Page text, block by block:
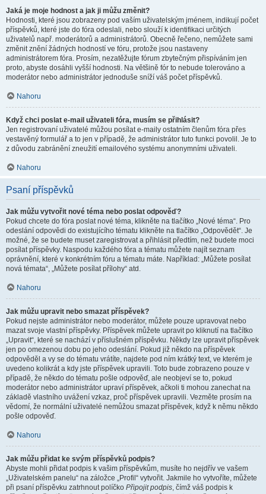
Jaká je moje hodnost a jak ji můžu změnit?
Hodnosti, které jsou zobrazeny pod vaším uživatelským jménem, indikují počet
příspěvků, které jste do fóra odeslali, nebo slouží k identifikaci určitých
uživatelů např. moderátorů a administrátorů. Obecně řečeno, nemůžete sami
změnit znění žádných hodností ve fóru, protože jsou nastaveny
administrátorem fóra. Prosím, nezatěžujte fórum zbytečným přispíváním jen
proto, abyste dosáhli vyšší hodnosti. Na většině fór to nebude tolerováno a
moderátor nebo administrátor jednoduše sníží váš počet příspěvků.
Nahoru
Když chci poslat e-mail uživateli fóra, musím se přihlásit?
Jen registrovaní uživatelé můžou posílat e-maily ostatním členům fóra přes
vestavěný formulář a to jen v případě, že administrátor tuto funkci povolil. Je to
z důvodu zabránění zneužití emailového systému anonymními uživateli.
Nahoru
Psaní příspěvků
Jak můžu vytvořit nové téma nebo poslat odpověď?
Pokud chcete do fóra poslat nové téma, klikněte na tlačítko „Nové téma“. Pro
odeslání odpovědi do existujícího tématu klikněte na tlačítko „Odpovědět“. Je
možné, že se budete muset zaregistrovat a přihlásit předtím, než budete moci
posílat příspěvky. Naspodu každého fóra a tématu můžete najít seznam
oprávnění, které v konkrétním fóru a tématu máte. Například: „Můžete posílat
nová témata“, „Můžete posílat přílohy“ atd.
Nahoru
Jak můžu upravit nebo smazat příspěvek?
Pokud nejste administrátor nebo moderátor, můžete pouze upravovat nebo
mazat svoje vlastní příspěvky. Příspěvek můžete upravit po kliknutí na tlačítko
„Upravit“, které se nachází v příslušném příspěvku. Někdy lze upravit příspěvek
jen po omezenou dobu po jeho odeslání. Pokud již někdo na příspěvek
odpověděl a vy se do tématu vrátíte, najdete pod ním krátký text, ve kterém je
uvedeno kolikrát a kdy jste příspěvek upravili. Toto bude zobrazeno pouze v
případě, že někdo do tématu pošle odpověď, ale neobjeví se to, pokud
moderátor nebo administrátor upraví příspěvek, ačkoli ti mohou zanechat na
základě vlastního uvážení vzkaz, proč příspěvek upravili. Vezměte prosím na
vědomí, že normální uživatelé nemůžou smazat příspěvek, když k němu někdo
pošle odpověď.
Nahoru
Jak můžu přidat ke svým příspěvků podpis?
Abyste mohli přidat podpis k vašim příspěvkům, musíte ho nejdřív ve vašem
„Uživatelském panelu“ na záložce „Profil“ vytvořit. Jakmile ho vytvoříte, můžete
při psaní příspěvku zatrhnout políčko Připojit podpis, čímž váš podpis k